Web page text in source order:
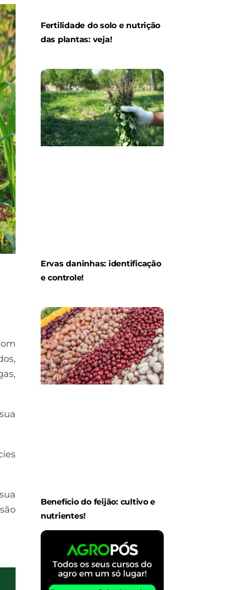
Fertilidade do solo e nutrição
das plantas: veja!
Ervas daninhas: identificação
e controle!
Benefício do feijão: cultivo e
nutrientes!